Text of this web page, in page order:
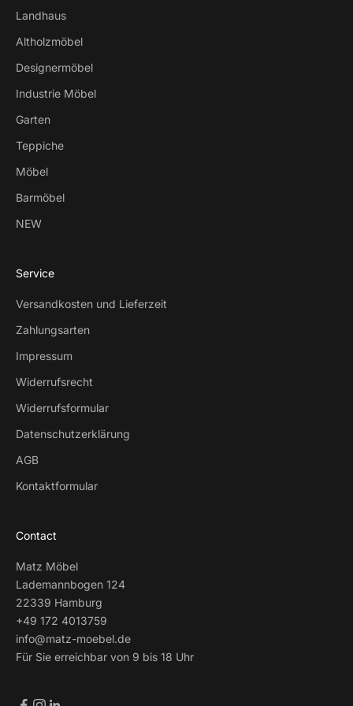
Landhaus
Altholzmöbel
Designermöbel
Industrie Möbel
Garten
Teppiche
Möbel
Barmöbel
NEW
Service
Versandkosten und Lieferzeit
Zahlungsarten
Impressum
Widerrufsrecht
Widerrufsformular
Datenschutzerklärung
AGB
Kontaktformular
Contact
Matz Möbel
Lademannbogen 124
22339 Hamburg
+49 172 4013759
info@matz-moebel.de
Für Sie erreichbar von 9 bis 18 Uhr